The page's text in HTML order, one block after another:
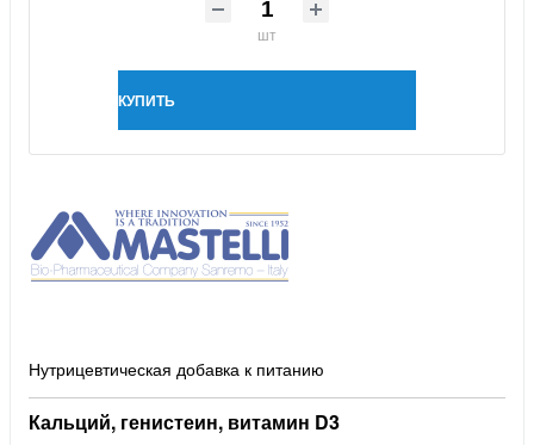
шт
КУПИТЬ
Нутрицевтическая добавка к питанию
Кальций, генистеин, витамин D3